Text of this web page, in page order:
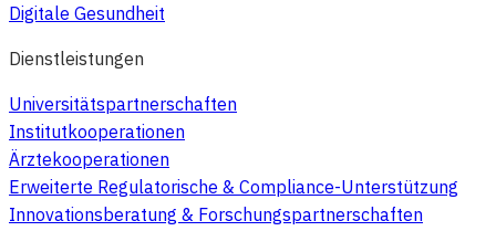
Digitale Gesundheit
Dienstleistungen
Universitätspartnerschaften
Institutkooperationen
Ärztekooperationen
Erweiterte Regulatorische & Compliance-Unterstützung
Innovationsberatung & Forschungspartnerschaften